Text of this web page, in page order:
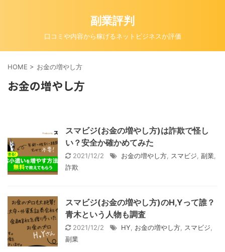
副業評判
口コミや内容から稼げるネットビジネスか評価
HOME > お金の増やし方
お金の増やし方
スマビジ(お金の増やし方)は詐欺で怪し
い？安全か確かめてみた
2021/12/2 お金の増やし方 スマビジ 副業
詐欺
スマビジ(お金の増やし方)のH,Yって誰？
青木という人物も調査
2021/12/2 HY お金の増やし方 スマビジ
副業